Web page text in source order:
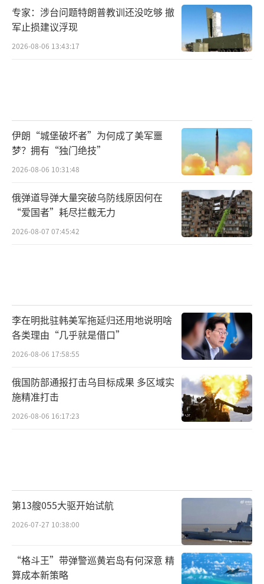
专家：涉台问题特朗普教训还没吃够 撤
军止损建议浮现
2026-08-06 13:43:17
伊朗“城堡破坏者”为何成了美军噩
梦？拥有“独门绝技”
2026-08-06 10:31:48
俄弹道导弹大量突破乌防线原因何在
“爱国者”耗尽拦截无力
2026-08-07 07:45:42
李在明批驻韩美军拖延归还用地说明啥
各类理由“几乎就是借口”
2026-08-06 17:58:55
俄国防部通报打击乌目标成果 多区域实
施精准打击
2026-08-06 16:17:23
第13艘055大驱开始试航
2026-07-27 10:38:00
“格斗王”带弹警巡黄岩岛有何深意 精
算成本新策略